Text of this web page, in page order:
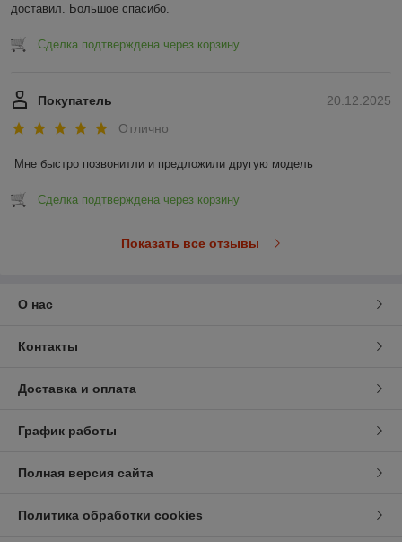
доставил. Большое спасибо.
Сделка подтверждена через корзину
20.12.2025
Покупатель
Отлично
Мне быстро позвонитли и предложили другую модель
Сделка подтверждена через корзину
Показать все отзывы
О нас
Контакты
Доставка и оплата
График работы
Полная версия сайта
Политика обработки cookies